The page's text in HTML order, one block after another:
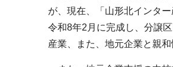
が、現在、「山形北インタ
令和8年2月に完成し、分譲
産業、また、地元企業と親